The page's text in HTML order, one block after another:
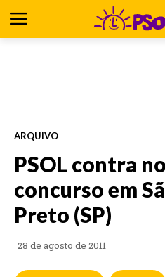
ARQUIVO
PSOL contra
concurso em
Preto (SP)
28 de agosto de 2011